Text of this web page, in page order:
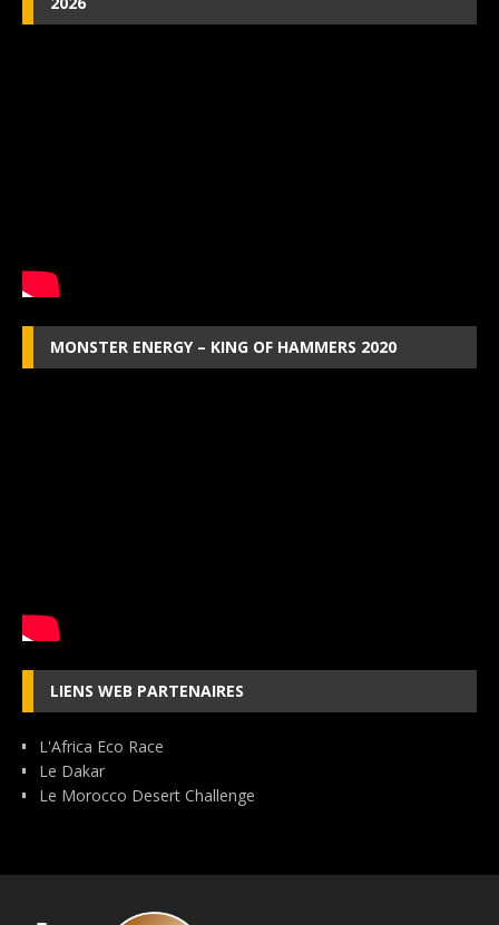
MONSTER ENERGY – KING OF HAMMERS 2020
LIENS WEB PARTENAIRES
L'Africa Eco Race
Le Dakar
Le Morocco Desert Challenge